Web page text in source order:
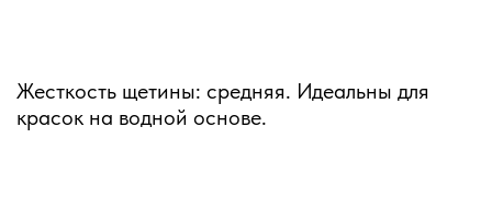
Жесткость щетины: средняя. Идеальны для
красок на водной основе.